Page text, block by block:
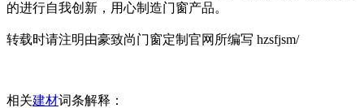
的进行自我创新，用心制造门窗产品。
转载时请注明由豪致尚门窗定制官网所编写 hzsfjsm/
相关建材词条解释：